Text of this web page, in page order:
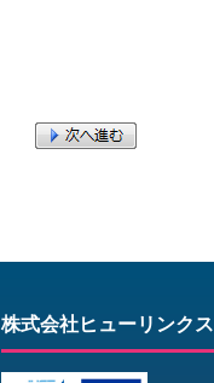
株式会社ヒューリンクス